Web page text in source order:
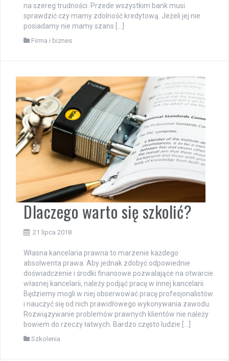
na szereg trudności. Przede wszystkim bank musi
sprawdzić czy mamy zdolność kredytową. Jeżeli jej nie
posiadamy nie mamy szans […]
Firma i biznes
Dlaczego warto się szkolić?
21 lipca 2018
Własna kancelaria prawna to marzenie każdego
absolwenta prawa. Aby jednak zdobyć odpowiednie
doświadczenie i środki finansowe pozwalające na otwarcie
własnej kancelarii, należy podjąć pracę w innej kancelarii.
Będziemy mogli w niej obserwować pracę profesjonalistów
i nauczyć się od nich prawidłowego wykonywania zawodu.
Rozwiązywanie problemów prawnych klientów nie należy
bowiem do rzeczy łatwych. Bardzo często ludzie […]
Szkolenia